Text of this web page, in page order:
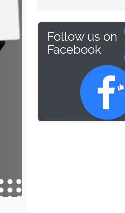
Follow us on
Facebook